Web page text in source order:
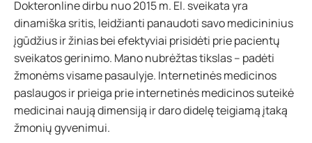
Dokteronline dirbu nuo 2015 m. El. sveikata yra
dinamiška sritis, leidžianti panaudoti savo medicininius
įgūdžius ir žinias bei efektyviai prisidėti prie pacientų
sveikatos gerinimo. Mano nubrėžtas tikslas – padėti
žmonėms visame pasaulyje. Internetinės medicinos
paslaugos ir prieiga prie internetinės medicinos suteikė
medicinai naują dimensiją ir daro didelę teigiamą įtaką
žmonių gyvenimui.